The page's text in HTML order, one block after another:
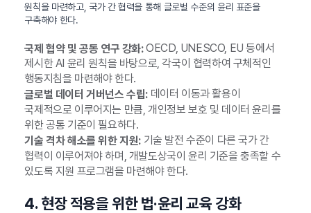
원칙을 마련하고, 국가 간 협력을 통해 글로벌 수준의 윤리 표준을
구축해야 한다.
국제 협약 및 공동 연구 강화:OECD, UNESCO, EU 등에서
제시한 AI 윤리 원칙을 바탕으로, 각국이 협력하여 구체적인
행동지침을 마련해야 한다.
글로벌 데이터 거버넌스 수립:데이터 이동과 활용이
국제적으로 이루어지는 만큼, 개인정보 보호 및 데이터 윤리를
위한 공통 기준이 필요하다.
기술 격차 해소를 위한 지원:기술 발전 수준이 다른 국가 간
협력이 이루어져야 하며, 개발도상국이 윤리 기준을 충족할 수
있도록 지원 프로그램을 마련해야 한다.
4. 현장 적용을 위한 법·윤리 교육 강화